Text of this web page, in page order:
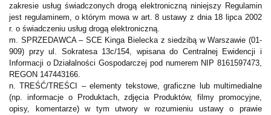
zakresie usług świadczonych drogą elektroniczną niniejszy Regulamin
jest regulaminem, o którym mowa w art. 8 ustawy z dnia 18 lipca 2002
r. o świadczeniu usług drogą elektroniczną.
m. SPRZEDAWCA – SCE Kinga Bielecka z siedzibą w Warszawie (01-
909) przy ul. Sokratesa 13c/154, wpisana do Centralnej Ewidencji i
Informacji o Działalności Gospodarczej pod numerem NIP 8161597473,
REGON 147443166.
n. TREŚĆ/TREŚCI – elementy tekstowe, graficzne lub multimedialne
(np. informacje o Produktach, zdjęcia Produktów, filmy promocyjne,
opisy, komentarze) w tym utwory w rozumieniu ustawy o prawie